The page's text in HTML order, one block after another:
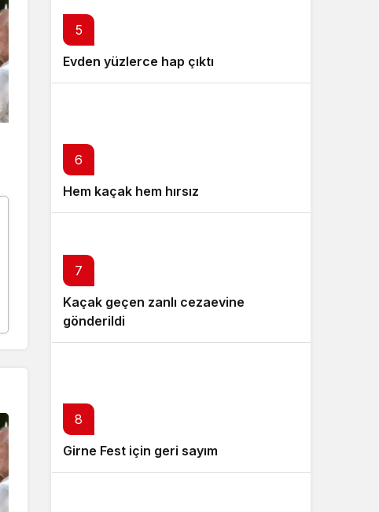
5
Evden yüzlerce hap çıktı
6
Hem kaçak hem hırsız
7
Kaçak geçen zanlı cezaevine
gönderildi
8
Girne Fest için geri sayım